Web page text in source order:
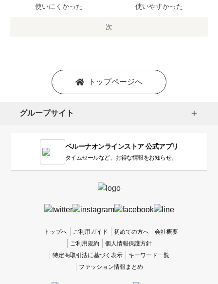
い
使いにくかった 使いやすかった
次
トップページへ
グループサイト
ベルーナオンラインストア 公式アプリ
タイムセールなど、お得な情報をお知らせ。
トップへ ご利用ガイド 初めての方へ
会社概要
ご利用規約
個人情報保護方針
特定商取引法に基づく表示
キーワード一覧
ファッション情報まとめ